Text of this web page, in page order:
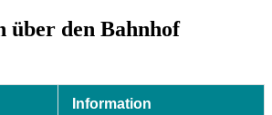
über den Bahnhof
Information